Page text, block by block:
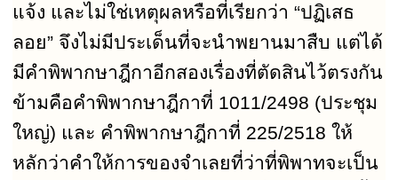
แจ้ง และไม่ใช่เหตุผลหรือที่เรียกว่า “ปฏิเสธ
ลอย” จึงไม่มีประเด็นที่จะนำพยานมาสืบ แต่ได้
มีคำพิพากษาฎีกาอีกสองเรื่องที่ตัดสินไว้ตรงกัน
ข้ามคือคำพิพากษาฎีกาที่ 1011/2498 (ประชุม
ใหญ่) และ คำพิพากษาฎีกาที่ 225/2518ให้
หลักว่าคำให้การของจำเลยที่ว่าที่พิพาทจะเป็น